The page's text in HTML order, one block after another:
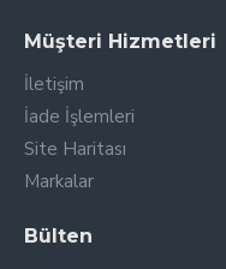
Müşteri Hizmetleri
İletişim
İade İşlemleri
Site Haritası
Markalar
Bülten